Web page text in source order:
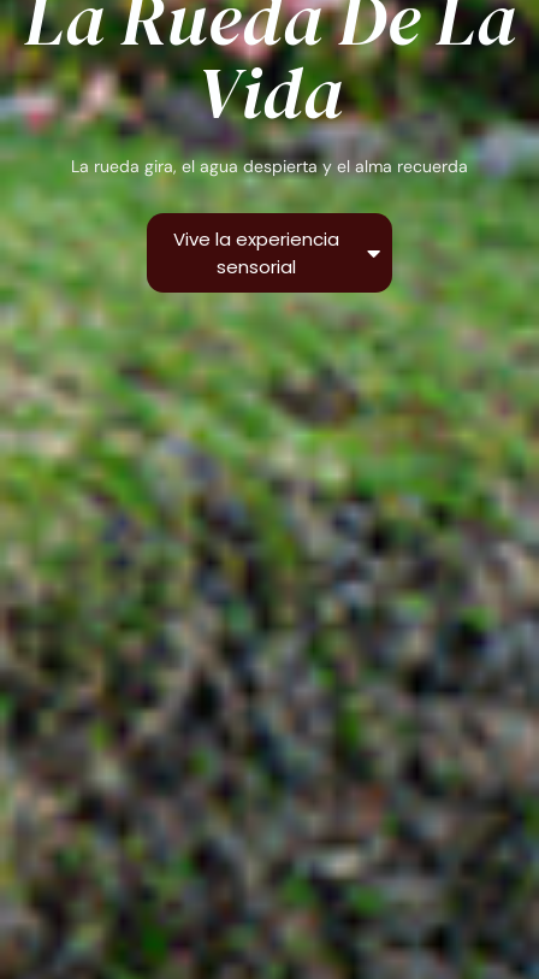
Vida
La rueda gira, el agua despierta y el alma recuerda
Vive la experiencia
sensorial